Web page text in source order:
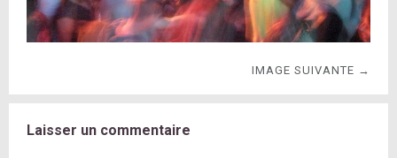
IMAGE SUIVANTE →
Laisser un commentaire